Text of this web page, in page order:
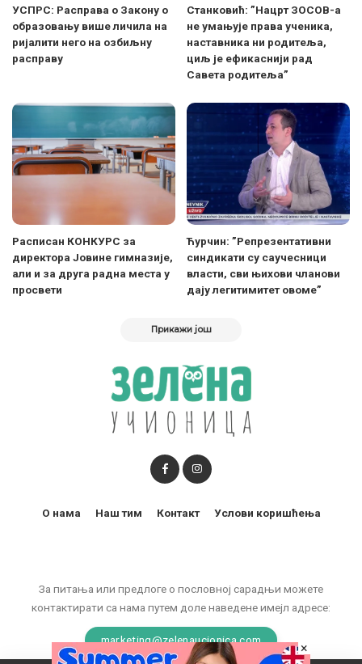
УСПРС: Расправа о Закону о
образовању више личила на
ријалити него на озбиљну
расправу
Станковић: ”Нацрт ЗОСОВ-а
не умањује права ученика,
наставника ни родитеља,
циљ је ефикаснији рад
Савета родитеља”
Расписан КОНКУРС за
директора Јовине гимназије,
али и за друга радна места у
просвети
Ћурчин: ”Репрезентативни
синдикати су саучесници
власти, сви њихови чланови
дају легитимитет овоме”
Прикажи још
За питања или предлоге о пословној сарадњи можете
контактирати са нама путем доле наведене имејл адресе:
marketing@zelenaucionica.com
О нама Наш тим Контакт Услови коришћења
×